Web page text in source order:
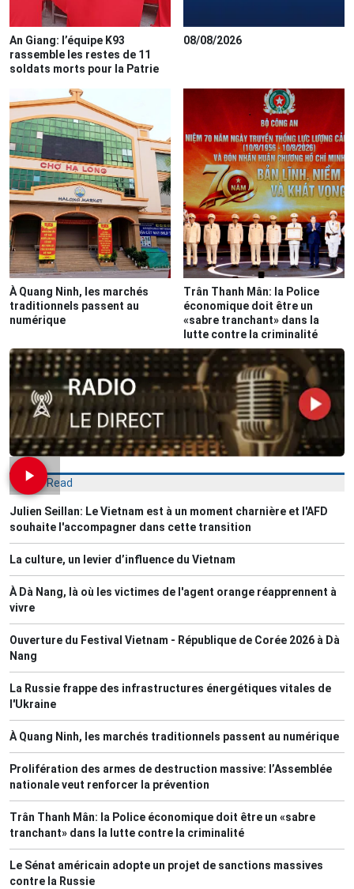
An Giang: l’équipe K93
rassemble les restes de 11
soldats morts pour la Patrie
08/08/2026
À Quang Ninh, les marchés
traditionnels passent au
numérique
Trân Thanh Mân: la Police
économique doit être un
«sabre tranchant» dans la
lutte contre la criminalité
Most Read
Julien Seillan: Le Vietnam est à un moment charnière et l'AFD
souhaite l'accompagner dans cette transition
La culture, un levier d’influence du Vietnam
À Dà Nang, là où les victimes de l'agent orange réapprennent à
vivre
Ouverture du Festival Vietnam - République de Corée 2026 à Dà
Nang
La Russie frappe des infrastructures énergétiques vitales de
l'Ukraine
À Quang Ninh, les marchés traditionnels passent au numérique
Prolifération des armes de destruction massive: l’Assemblée
nationale veut renforcer la prévention
Trân Thanh Mân: la Police économique doit être un «sabre
tranchant» dans la lutte contre la criminalité
Le Sénat américain adopte un projet de sanctions massives
contre la Russie